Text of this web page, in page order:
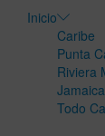
Inicio
Caribe
Punta
Riviera
Jamaica
Todo